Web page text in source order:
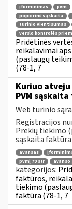
įforminimas pvm
popierinė sąskaita
turinio vientisumas
verslo kontrolės
Pridėtinės
reikalavimai
(paslaugų
(78-1, 7
Kuriuo
PVM
Web turinio
Registracijos
Prekių tiekimo
sąskaita faktūra
avansas
pvmį 79 str
avanso
kategorijos:
faktūros,
tiekimo
faktūra (78-1, 7